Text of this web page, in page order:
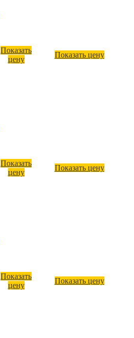
Показать
цену
Показать цену
Показать
цену
Показать цену
Показать
цену
Показать цену